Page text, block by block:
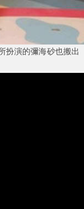
扮演的彌海砂也搬出